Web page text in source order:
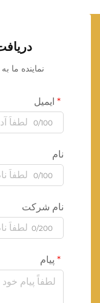
نماینده ما
ایمیل
0/100
نام
0/100
نام شرکت
0/200
پیام